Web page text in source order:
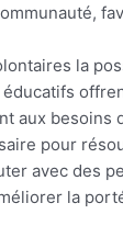
la
aux besoins
pour
avec des
la